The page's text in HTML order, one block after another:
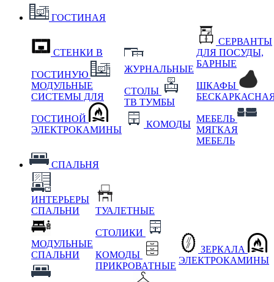
ГОСТИНАЯ
СТЕНКИ В
ГОСТИНУЮ
МОДУЛЬНЫЕ
СИСТЕМЫ ДЛЯ
ГОСТИНОЙ
ЭЛЕКТРОКАМИНЫ
ЖУРНАЛЬНЫЕ
СТОЛЫ
ТВ ТУМБЫ
КОМОДЫ
СЕРВАНТЫ
ДЛЯ ПОСУДЫ,
БАРНЫЕ
ШКАФЫ
МЕБЕЛЬ
МЯГКАЯ
МЕБЕЛЬ
СПАЛЬНЯ
ИНТЕРЬЕРЫ
СПАЛЬНИ
МОДУЛЬНЫЕ
СПАЛЬНИ
ТУАЛЕТНЫЕ
СТОЛИКИ
КОМОДЫ
ПРИКРОВАТНЫЕ
ЗЕРКАЛА
ЭЛЕКТРОКАМИНЫ